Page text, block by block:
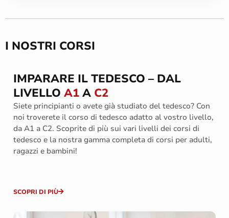
I NOSTRI CORSI
IMPARARE IL TEDESCO – DAL
LIVELLO A1 A C2
Siete principianti o avete già studiato del tedesco? Con
noi troverete il corso di tedesco adatto al vostro livello,
da A1 a C2. Scoprite di più sui vari livelli dei corsi di
tedesco e la nostra gamma completa di corsi per adulti,
ragazzi e bambini!
SCOPRI DI PIÙ